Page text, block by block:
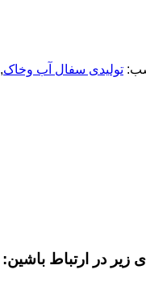
تولیدی سفال آب وخاک,
در ارتباط باشین: